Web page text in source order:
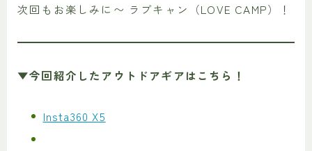
次回もお楽しみに〜 ラブキャン（LOVE CAMP）！
▼今回紹介したアウトドアギアはこちら！
Insta360 X5